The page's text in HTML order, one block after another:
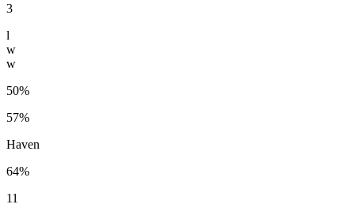
3
l
w
w
50%
57%
Haven
64%
11